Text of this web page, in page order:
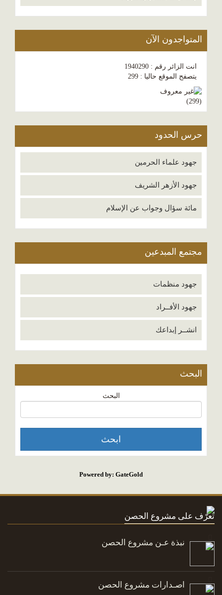
المتواجدون الآن
انت الزائر رقم : 1940290
يتصفح الموقع حاليا : 299
(
299
)
حرس الحدود
جهود علماء الحرمين
جهود الأزهر الشريف
مائة سؤال وجواب عن الإسلام
مجتمع المبدعين
جهود منظمات
جهود الأفــراد
انشــر إبداعك
البحث
البحث
Powered by: GateGold
تعرّف على مشروع الحصن
نبذة عـن مشروع الحصن
اصـدارات مشروع الحصن